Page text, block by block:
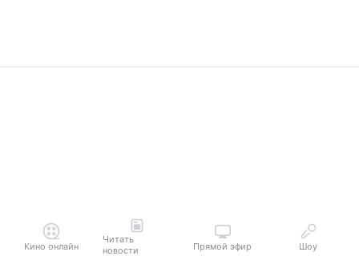
Кино онлайн
Читать
новости
Прямой эфир Шоу